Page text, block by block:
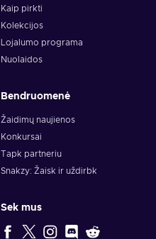
Kaip pirkti
Kolekcijos
Lojalumo programa
Nuolaidos
Bendruomenė
Žaidimų naujienos
Konkursai
Tapk partneriu
Snakzy: Žaisk ir uždirbk
Sek mus